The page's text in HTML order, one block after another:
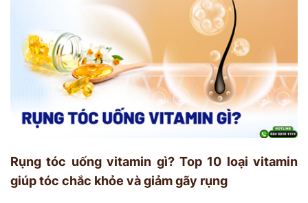
Rụng tóc uống vitamin gì? Top 10 loại vitamin
giúp tóc chắc khỏe và giảm gãy rụng